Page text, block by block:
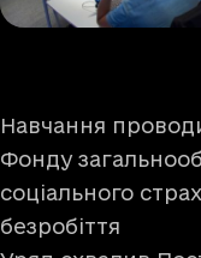
Навчання
Фонду
соціального
безробіття